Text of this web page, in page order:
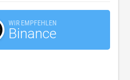
WIR EMPFEHLEN
Binance